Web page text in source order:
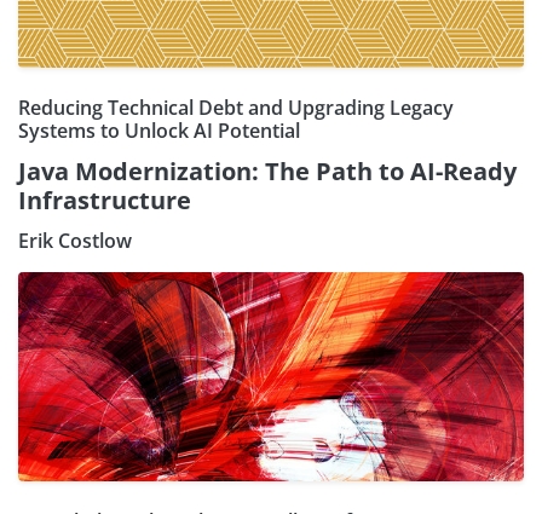
Reducing Technical Debt and Upgrading Legacy
Systems to Unlock AI Potential
Java Modernization: The Path to AI-Ready
Infrastructure
Erik Costlow